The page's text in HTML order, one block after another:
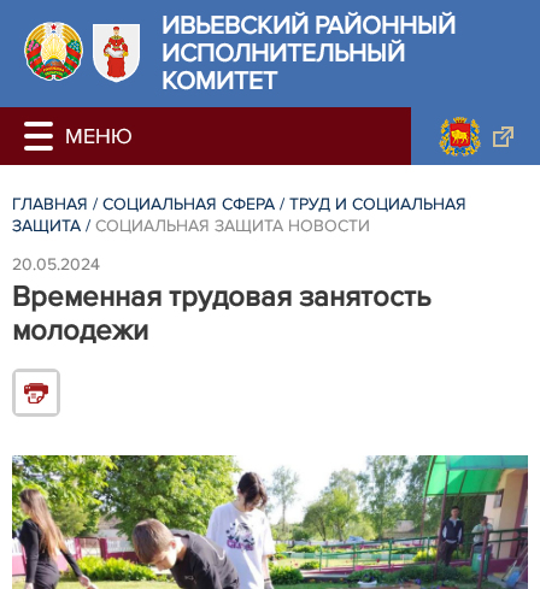
ИВЬЕВСКИЙ РАЙОННЫЙ
ИСПОЛНИТЕЛЬНЫЙ
КОМИТЕТ
ГЛАВНАЯ / СОЦИАЛЬНАЯ СФЕРА / ТРУД И СОЦИАЛЬНАЯ
ЗАЩИТА / СОЦИАЛЬНАЯ ЗАЩИТА НОВОСТИ
20.05.2024
Временная трудовая занятость
молодежи